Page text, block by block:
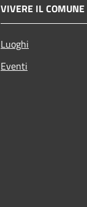
VIVERE IL COMUNE
Luoghi
Eventi